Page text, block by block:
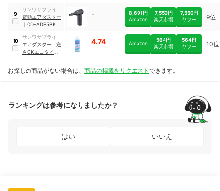
9
サンワサプライ
電動エアダスター
｜ CD-ADE5BK
-
8,691円
Amazon
7,550円
楽天市場
7,550円
ヤフー
9位
10
サンワサプライ
エアダスター（逆
さOKエコタイ
プ）｜CD-31ECO
4.74 Amazon
564円
楽天市場
564円
ヤフー
10位
お探しの商品がない場合は、 商品の掲載をリクエスト できます。
ランキングは参考になりましたか？
はい いいえ